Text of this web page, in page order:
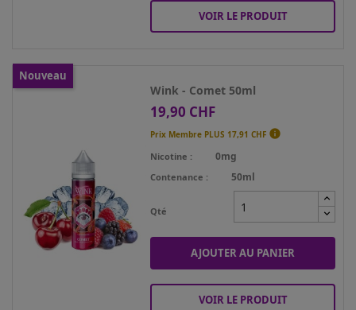
VOIR LE PRODUIT
Wink - Comet 50ml
Prix
19,90 CHF
Prix Membre PLUS 17,91 CHF 
Nicotine 0mg
Contenance 50ml
Qté
AJOUTER AU PANIER
VOIR LE PRODUIT
Nouveau